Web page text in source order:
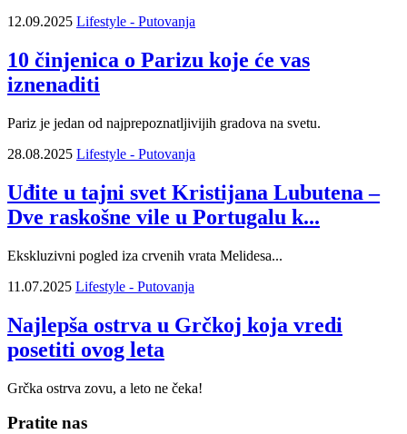
12.09.2025 Lifestyle - Putovanja
10 činjenica o Parizu koje će vas
iznenaditi
Pariz je jedan od najprepoznatljivijih gradova na svetu.
28.08.2025 Lifestyle - Putovanja
Uđite u tajni svet Kristijana Lubutena –
Dve raskošne vile u Portugalu k...
Ekskluzivni pogled iza crvenih vrata Melidesa...
11.07.2025 Lifestyle - Putovanja
Najlepša ostrva u Grčkoj koja vredi
posetiti ovog leta
Grčka ostrva zovu, a leto ne čeka!
Pratite nas